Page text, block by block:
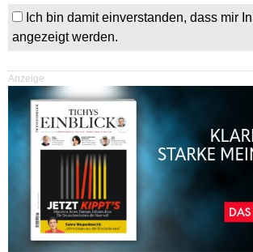
Ich bin damit einverstanden, dass mir
angezeigt werden.
Anzeige